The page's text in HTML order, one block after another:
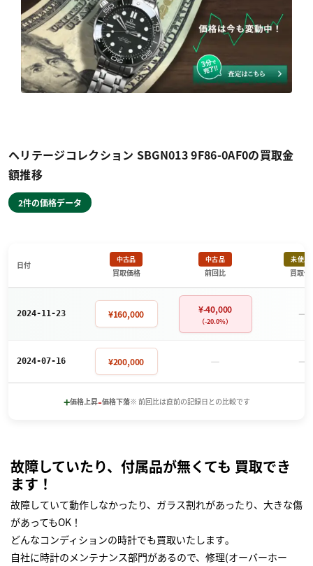
ヘリテージコレクション SBGN013 9F86-0AF0の買取金
額推移
2件の価格データ
日付
中古品
買取価格
中古品
前回比
未使用
買取価
2024-11-23 ¥160,000 ¥-40,000
（-20.0%） －
2024-07-16 ¥200,000 － －
+価格上昇-価格下落※ 前回比は直前の記録日との比較です
故障していたり、付属品が無くても 買取でき
ます！
故障していて動作しなかったり、ガラス割れがあったり、大きな傷
があってもOK！
どんなコンディションの時計でも買取いたします｡
自社に時計のメンテナンス部門があるので、修理(オーバーホー